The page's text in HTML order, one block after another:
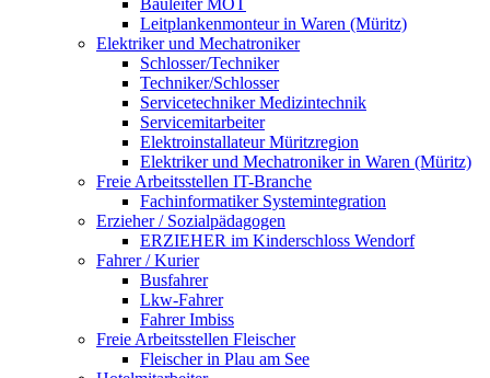
Leitplankenmonteur in Waren (Müritz)
Elektriker und Mechatroniker
Schlosser/Techniker
Techniker/Schlosser
Servicetechniker Medizintechnik
Servicemitarbeiter
Elektroinstallateur Müritzregion
Elektriker und Mechatroniker in Waren (Müritz)
Freie Arbeitsstellen IT-Branche
Fachinformatiker Systemintegration
Erzieher / Sozialpädagogen
ERZIEHER im Kinderschloss Wendorf
Fahrer / Kurier
Busfahrer
Lkw-Fahrer
Fahrer Imbiss
Freie Arbeitsstellen Fleischer
Fleischer in Plau am See